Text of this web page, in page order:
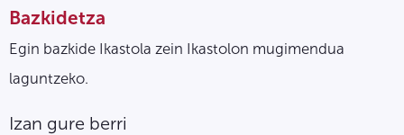
Bazkidetza
Egin bazkide Ikastola zein Ikastolon mugimendua
laguntzeko.
Izan gure berri